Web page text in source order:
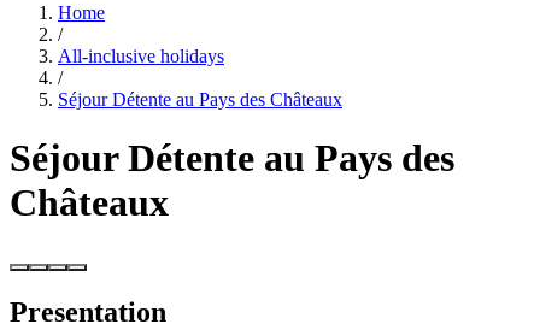
Home
/
All-inclusive holidays
/
Séjour Détente au Pays des Châteaux
Séjour Détente au Pays des
Châteaux
Presentation